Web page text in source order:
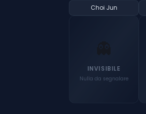
Choi Jun
INVISIBILE
Nulla da segnalare